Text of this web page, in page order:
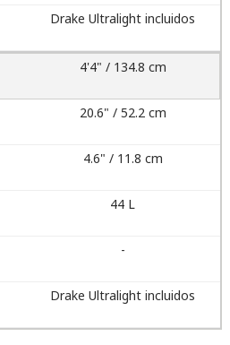
Drake Ultralight incluidos
4'4" / 134.8 cm
20.6" / 52.2 cm
4.6" / 11.8 cm
44 L
-
Drake Ultralight incluidos